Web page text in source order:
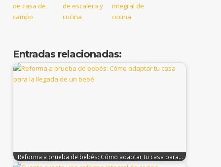
Entradas relacionadas:
Reforma a prueba de bebés: Cómo adaptar tu casa para…